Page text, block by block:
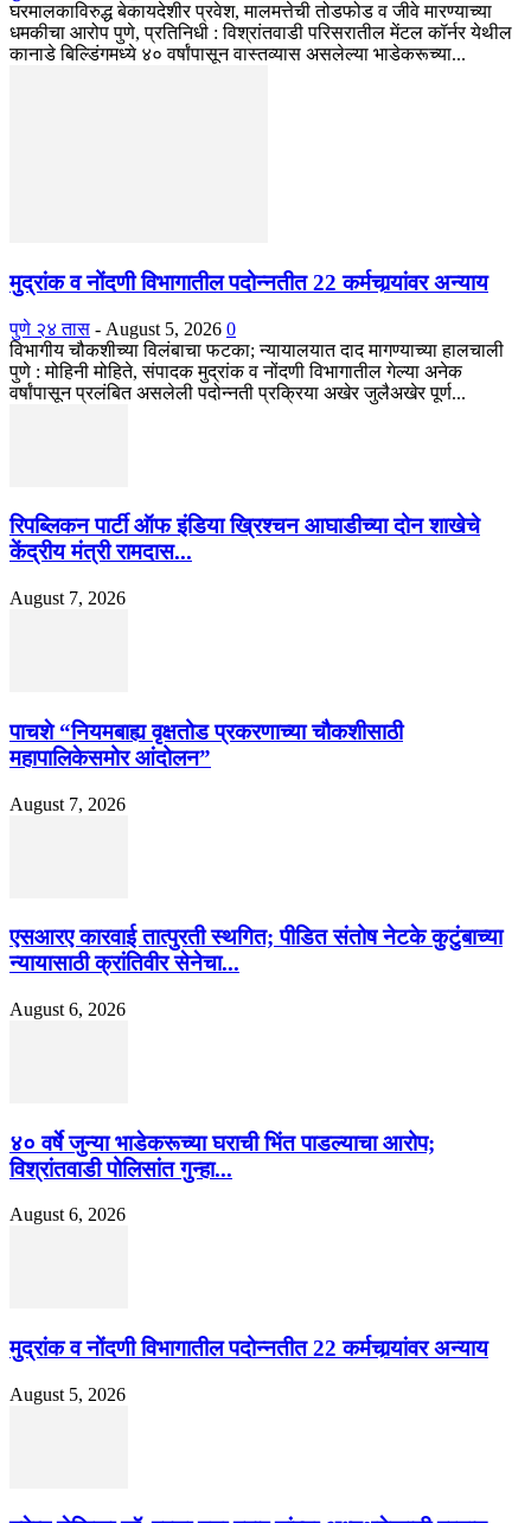
घरमालकाविरुद्ध बेकायदेशीर प्रवेश, मालमत्तेची तोडफोड व जीवे मारण्याच्या
धमकीचा आरोप पुणे, प्रतिनिधी : विश्रांतवाडी परिसरातील मेंटल कॉर्नर येथील
कानाडे बिल्डिंगमध्ये ४० वर्षांपासून वास्तव्यास असलेल्या भाडेकरूच्या...
मुद्रांक व नोंदणी विभागातील पदोन्नतीत 22 कर्मचार्‍यांवर अन्याय
पुणे २४ तास - August 5, 2026 0
विभागीय चौकशीच्या विलंबाचा फटका; न्यायालयात दाद मागण्याच्या हालचाली
पुणे : मोहिनी मोहिते, संपादक मुद्रांक व नोंदणी विभागातील गेल्या अनेक
वर्षांपासून प्रलंबित असलेली पदोन्नती प्रक्रिया अखेर जुलैअखेर पूर्ण...
रिपब्लिकन पार्टी ऑफ इंडिया ख्रिश्चन आघाडीच्या दोन शाखेचे
केंद्रीय मंत्री रामदास...
August 7, 2026
पाचशे “नियमबाह्य वृक्षतोड प्रकरणाच्या चौकशीसाठी
महापालिकेसमोर आंदोलन”
August 7, 2026
एसआरए कारवाई तात्पुरती स्थगित; पीडित संतोष नेटके कुटुंबाच्या
न्यायासाठी क्रांतिवीर सेनेचा...
August 6, 2026
४० वर्षे जुन्या भाडेकरूच्या घराची भिंत पाडल्याचा आरोप;
विश्रांतवाडी पोलिसांत गुन्हा...
August 6, 2026
मुद्रांक व नोंदणी विभागातील पदोन्नतीत 22 कर्मचार्‍यांवर अन्याय
August 5, 2026